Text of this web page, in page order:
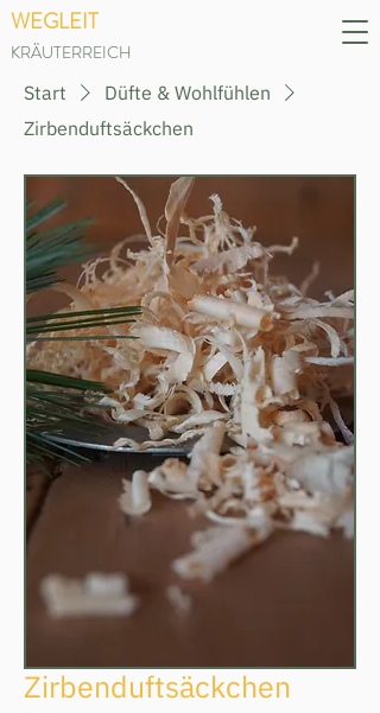
WEGLEIT
KRÄUTERREICH
Start
Düfte & Wohlfühlen
Zirbenduftsäckchen
Zirbenduftsäckchen